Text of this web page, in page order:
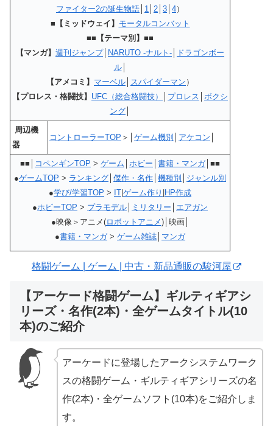
ファイター2の誕生物語 1 2 3 4）
■【ミッドウェイ】 モータルコンバット
■■【テーマ別】■■
【マンガ】 週刊ジャンプ│ NARUTO -ナルト-
ドラゴンボー
ル│
【アメコミ】 マーベル スパイダーマン ）
【プロレス・格闘技】 UFC（総合格闘技） プロレス ボクシ
ング
周辺機
器
コントローラーTOP ＞│ ゲーム機別 アケコン
■■│ コペンギンTOP > ゲーム ホビー 書籍・マンガ│■■
●ゲームTOP > ランキング 傑作・名作 機種別
ジャンル別
●学び/学習TOP > IT ゲーム作り HP作成
●ホビーTOP > プラモデル ミリタリー
エアガン
●映像＞アニメ(ロボットアニメ)│映画│
●書籍・マンガ> ゲーム雑誌 マンガ
格闘ゲーム | ゲーム | 中古・新品通販の駿河屋
【アーケード格闘ゲーム】ギルティギアシ
リーズ・名作(2本)・全ゲームタイトル(10
本)のご紹介
アーケードに登場したアークシステムワーク
スの格闘ゲーム・ギルティギアシリーズの名
作(2本)・全ゲームソフト(10本)をご紹介しま
す。